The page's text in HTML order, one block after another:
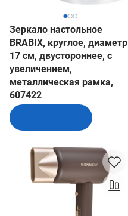
Зеркало настольное
BRABIX, круглое, диаметр
17 см, двустороннее, с
увеличением,
металлическая рамка,
607422